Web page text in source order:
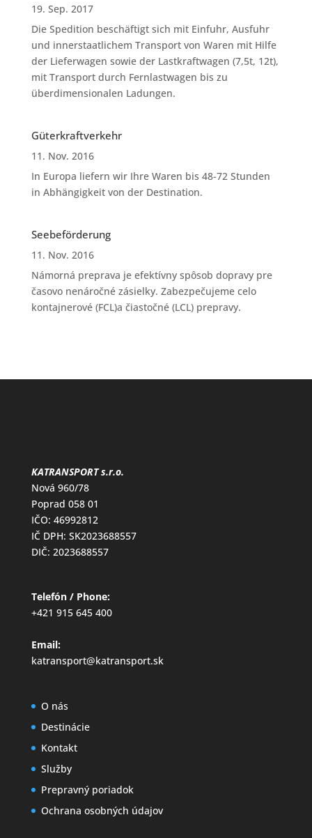
19. Sep. 2017
Die Spedition beschäftigt sich mit Einfuhr, Ausfuhr
und innerstaatlichem Transport von Waren mit Hilfe
der Lieferwagen sowie der Lastkraftwagen (7,5t, 12t),
mit Transport durch Fernlastwagen bis zu
überdimensionalen Ladungen.
Güterkraftverkehr
11. Nov. 2016
In Europa liefern wir Ihre Waren bis 48-72 Stunden
in Abhängigkeit von der Destination.
Seebeförderung
11. Nov. 2016
Námorná preprava je efektívny spôsob dopravy pre
časovo nenáročné zásielky. Zabezpečujeme celo
kontajnerové (FCL)a čiastočné (LCL) prepravy.
KATRANSPORT s.r.o.
Nová 960/78
Poprad 058 01
IČO: 46992812
IČ DPH: SK2023688557
DIČ: 2023688557
Telefón / Phone:
+421 915 645 400
Email:
katransport@katransport.sk
O nás
Destinácie
Kontakt
Služby
Prepravný poriadok
Ochrana osobných údajov